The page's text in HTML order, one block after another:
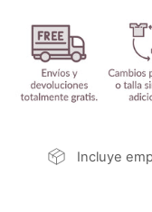
Incluye